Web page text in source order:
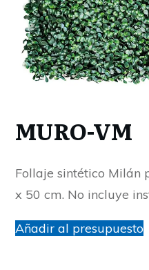
MURO-VM
Follaje sintético Milán
x 50 cm. No incluye
Añadir al presupuesto